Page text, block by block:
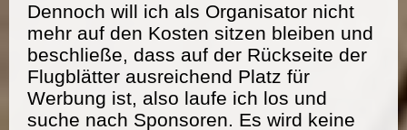
Dennoch will ich als Organisator nicht
mehr auf den Kosten sitzen bleiben und
beschließe, dass auf der Rückseite der
Flugblätter ausreichend Platz für
Werbung ist, also laufe ich los und
suche nach Sponsoren. Es wird keine